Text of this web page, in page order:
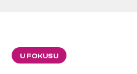
U FOKUSU